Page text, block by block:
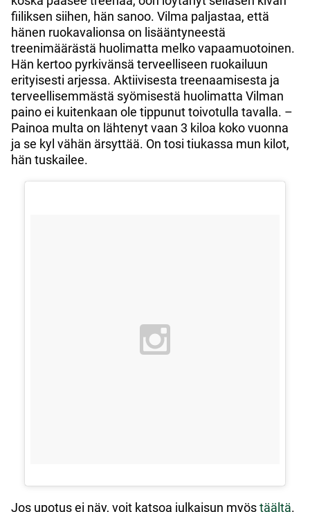
fiiliksen siihen, hän sanoo. Vilma paljastaa, että
hänen ruokavalionsa on lisääntyneestä
treenimäärästä huolimatta melko vapaamuotoinen.
Hän kertoo pyrkivänsä terveelliseen ruokailuun
erityisesti arjessa. Aktiivisesta treenaamisesta ja
terveellisemmästä syömisestä huolimatta Vilman
paino ei kuitenkaan ole tippunut toivotulla tavalla. –
Painoa multa on lähtenyt vaan 3 kiloa koko vuonna
ja se kyl vähän ärsyttää. On tosi tiukassa mun kilot,
hän tuskailee.
Jos upotus ei näy, voit katsoa julkaisun myöstäältä.